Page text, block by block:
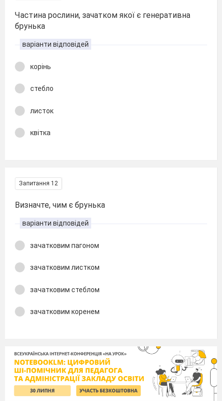
Частина рослини, зачатком якої є генеративна
брунька
варіанти відповідей
корінь
стебло
листок
квітка
Запитання 12
Визначте, чим є брунька
варіанти відповідей
зачатковим пагоном
зачатковим листком
зачатковим стеблом
зачатковим коренем